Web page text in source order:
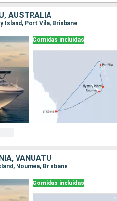
AUSTRALIA
Island, Port Vila, Brisbane
Comidas incluidas
VANUATU
Nouméa, Brisbane
Comidas incluidas